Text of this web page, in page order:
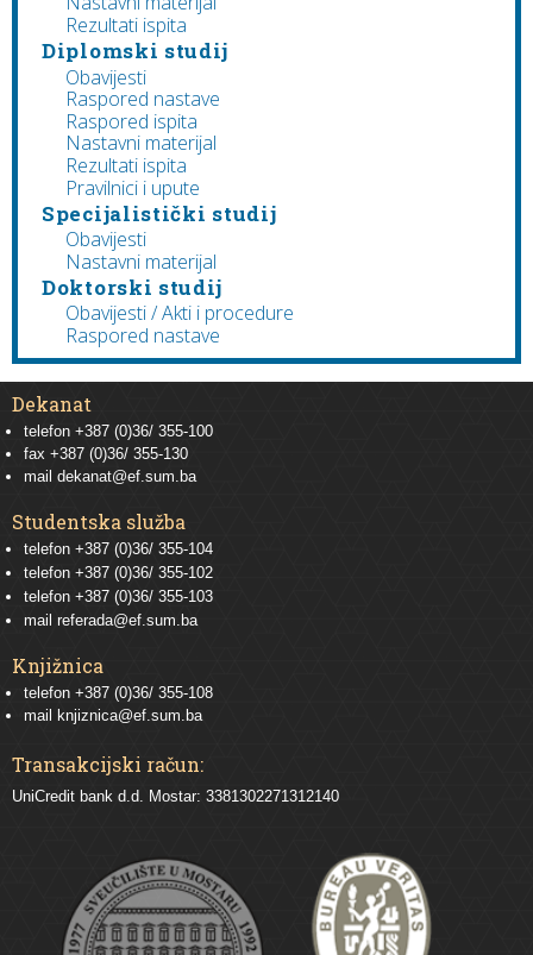
Rezultati ispita
Diplomski studij
Obavijesti
Raspored nastave
Raspored ispita
Nastavni materijal
Rezultati ispita
Pravilnici i upute
Specijalistički studij
Obavijesti
Nastavni materijal
Doktorski studij
Obavijesti / Akti i procedure
Raspored nastave
Dekanat
telefon +387 (0)36/ 355-100
fax +387 (0)36/ 355-130
mail dekanat@ef.sum.ba
Studentska služba
telefon +387 (0)36/ 355-104
telefon +387 (0)36/ 355-102
telefon +387 (0)36/ 355-103
mail referada@ef.sum.ba
Knjižnica
telefon +387 (0)36/ 355-108
mail
knjiznica@ef.sum.ba
Transakcijski račun:
UniCredit bank d.d. Mostar: 3381302271312140